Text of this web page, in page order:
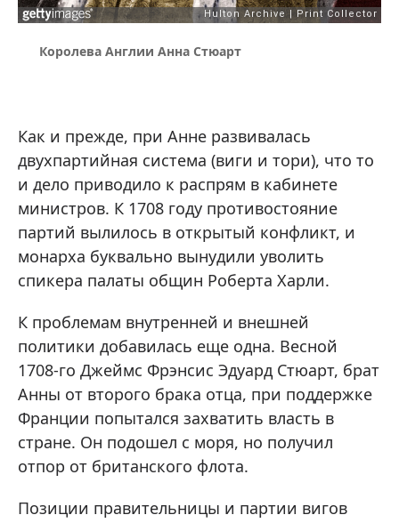
Королева Англии Анна Стюарт
Как и прежде, при Анне развивалась
двухпартийная система (виги и тори), что то
и дело приводило к распрям в кабинете
министров. К 1708 году противостояние
партий вылилось в открытый конфликт, и
монарха буквально вынудили уволить
спикера палаты общин Роберта Харли.
К проблемам внутренней и внешней
политики добавилась еще одна. Весной
1708-го Джеймс Фрэнсис Эдуард Стюарт, брат
Анны от второго брака отца, при поддержке
Франции попытался захватить власть в
стране. Он подошел с моря, но получил
отпор от британского флота.
Позиции правительницы и партии вигов